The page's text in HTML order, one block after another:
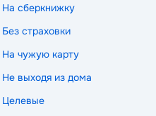
На сберкнижку
Без страховки
На чужую карту
Не выходя из дома
Целевые